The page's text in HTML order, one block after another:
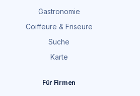
Gastronomie
Coiffeure & Friseure
Suche
Karte
Für Firmen